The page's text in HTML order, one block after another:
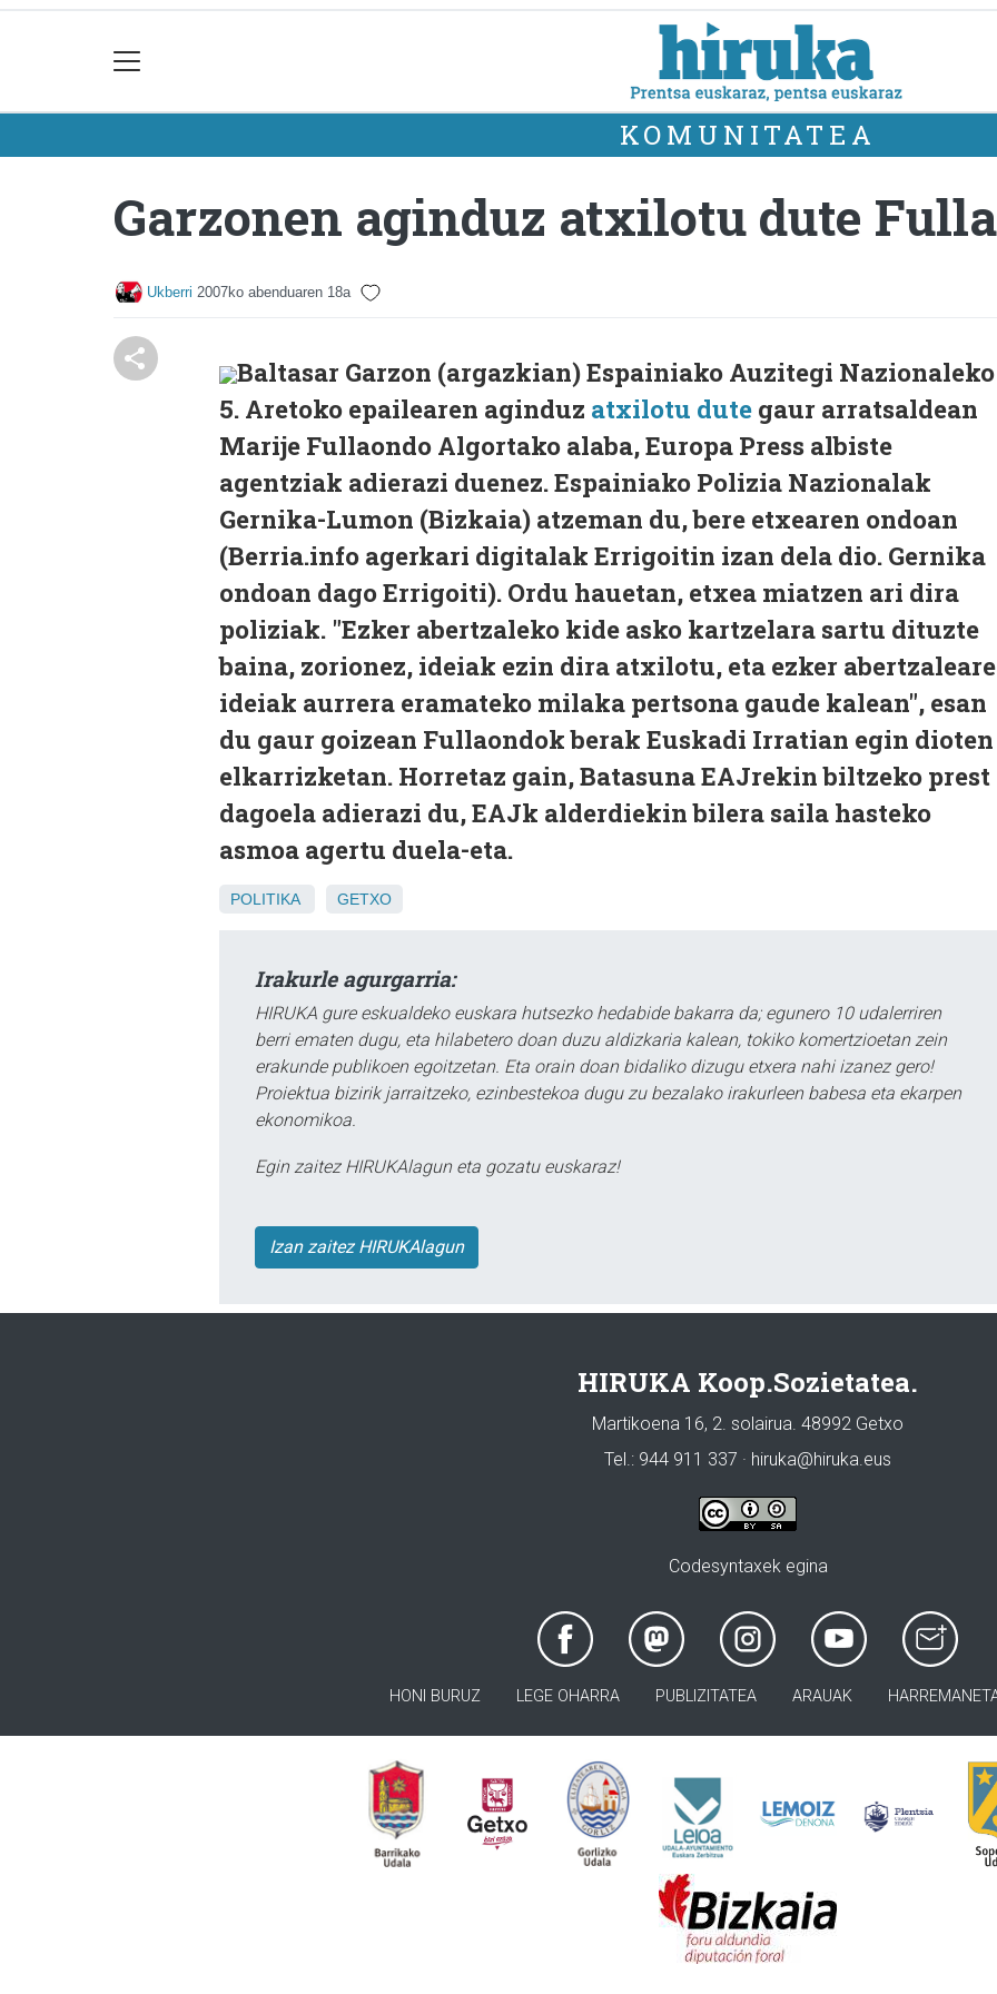
KOMUNITATEA
Garzonen aginduz atxilotu dute
Ukberri 2007ko abenduaren 18a
Baltasar Garzon (argazkian) Espainiako Auzitegi Nazionaleko
5. Aretoko epailearen aginduz atxilotu dute gaur arratsaldean
Marije Fullaondo Algortako alaba, Europa Press albiste
agentziak adierazi duenez. Espainiako Polizia Nazionalak
Gernika-Lumon (Bizkaia) atzeman du, bere etxearen ondoan
(Berria.info agerkari digitalak Errigoitin izan dela dio. Gernika
ondoan dago Errigoiti). Ordu hauetan, etxea miatzen ari dira
poliziak. "Ezker abertzaleko kide asko kartzelara sartu dituzte
baina, zorionez, ideiak ezin dira atxilotu, eta ezker
ideiak aurrera eramateko milaka pertsona gaude kalean", esan
du gaur goizean Fullaondok berak Euskadi Irratian egin dioten
elkarrizketan. Horretaz gain, Batasuna EAJrekin biltzeko prest
dagoela adierazi du, EAJk alderdiekin bilera saila hasteko
asmoa agertu duela-eta.
POLITIKA GETXO
Irakurle agurgarria:
HIRUKA gure eskualdeko euskara hutsezko hedabide bakarra da; egunero 10 udalerriren
berri ematen dugu, eta hilabetero doan duzu aldizkaria kalean, tokiko komertzioetan zein
erakunde publikoen egoitzetan. Eta orain doan bidaliko dizugu etxera nahi izanez gero!
Proiektua bizirik jarraitzeko, ezinbestekoa dugu zu bezalako irakurleen babesa eta ekarpen
ekonomikoa.
Egin zaitez HIRUKAlagun eta gozatu euskaraz!
Izan zaitez HIRUKAlagun
HIRUKA Koop.Sozietatea.
Martikoena 16, 2. solairua. 48992 Getxo
Tel.: 944 911 337 · hiruka@hiruka.eus
Codesyntaxek egina
HONI BURUZ LEGE OHARRA PUBLIZITATEA ARAUAK